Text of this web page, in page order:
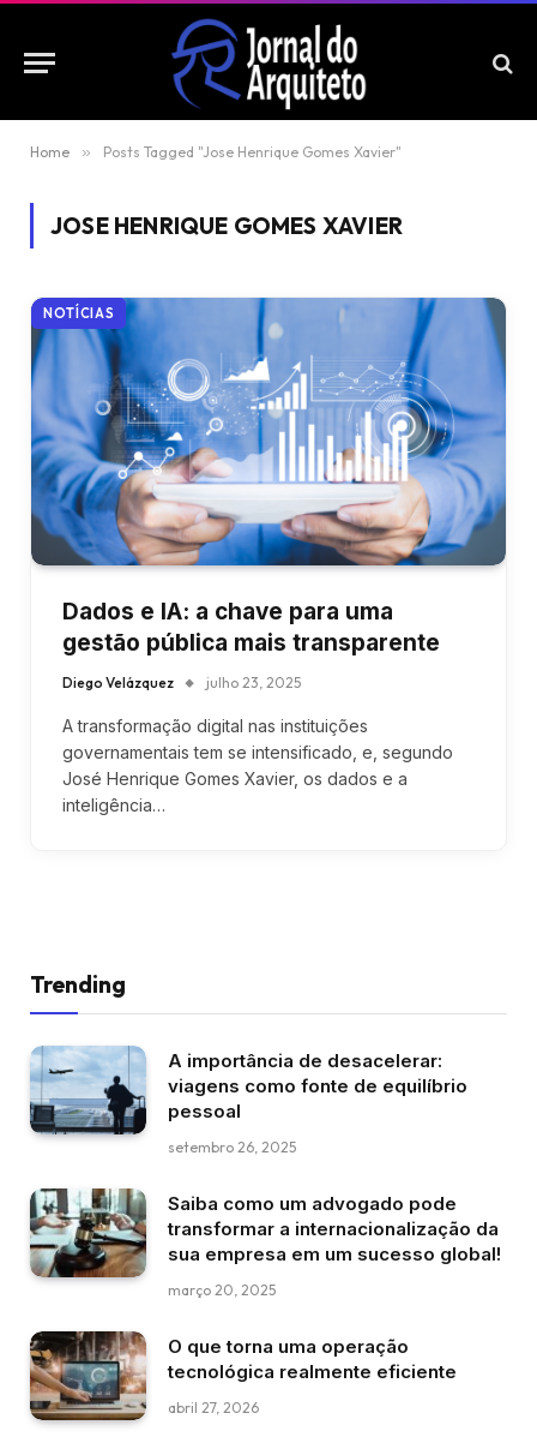
Home » Posts Tagged "Jose Henrique Gomes Xavier"
JOSE HENRIQUE GOMES XAVIER
NOTÍCIAS
Dados e IA: a chave para uma
gestão pública mais transparente
Diego Velázquez julho 23, 2025
A transformação digital nas instituições
governamentais tem se intensificado, e, segundo
José Henrique Gomes Xavier, os dados e a
inteligência…
Trending
A importância de desacelerar:
viagens como fonte de equilíbrio
pessoal
setembro 26, 2025
Saiba como um advogado pode
transformar a internacionalização da
sua empresa em um sucesso global!
março 20, 2025
O que torna uma operação
tecnológica realmente eficiente
abril 27, 2026